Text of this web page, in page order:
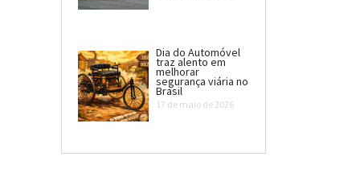
Dia do Automóvel
traz alento em
melhorar
segurança viária no
Brasil
17 de maio de 2026